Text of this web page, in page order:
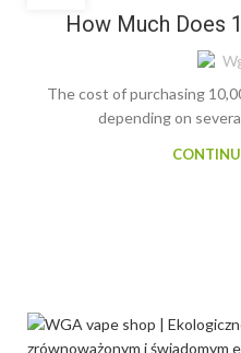
How Much Does
The cost of purchasing
depending on